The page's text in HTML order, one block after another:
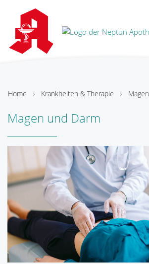
Home Krankheiten & Therapie
Magen und Darm